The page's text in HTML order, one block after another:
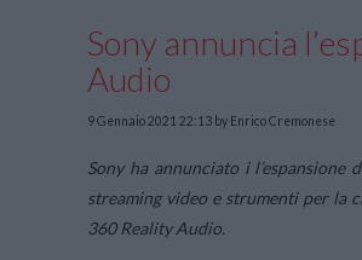
Sony annuncia
Audio
9 Gennaio 2021 22:13 by Enrico Cremonese
Sony ha annunciato i
streaming video e strumenti per la
360 Reality Audio.